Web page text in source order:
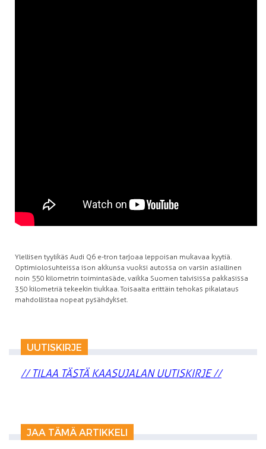
Ylellisen tyylikäs Audi Q6 e-tron tarjoaa leppoisan mukavaa kyytiä.
Optimiolosuhteissa ison akkunsa vuoksi autossa on varsin asiallinen
noin 550 kilometrin toimintasäde, vaikka Suomen talvisissa pakkasissa
350 kilometriä tekeekin tiukkaa. Toisaalta erittäin tehokas pikalataus
mahdollistaa nopeat pysähdykset.
UUTISKIRJE
// TILAA TÄSTÄ KAASUJALAN UUTISKIRJE //
JAA TÄMÄ ARTIKKELI